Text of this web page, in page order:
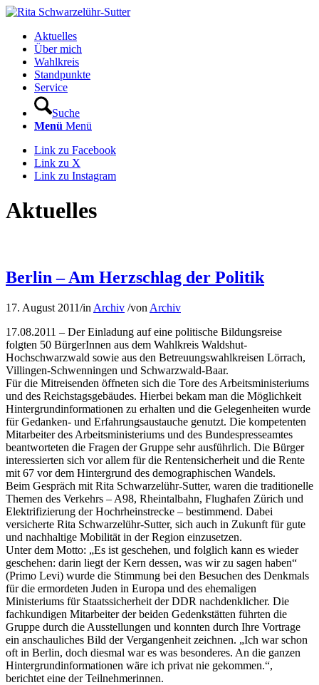
Aktuelles
Über mich
Wahlkreis
Standpunkte
Service
Suche
Menü Menü
Link zu Facebook
Link zu X
Link zu Instagram
Aktuelles
Berlin – Am Herzschlag der Politik
17. August 2011/in Archiv /von Archiv
17.08.2011 – Der Einladung auf eine politische Bildungsreise
folgten 50 BürgerInnen aus dem Wahlkreis Waldshut-
Hochschwarzwald sowie aus den Betreuungswahlkreisen Lörrach,
Villingen-Schwenningen und Schwarzwald-Baar.
Für die Mitreisenden öffneten sich die Tore des Arbeitsministeriums
und des Reichstagsgebäudes. Hierbei bekam man die Möglichkeit
Hintergrundinformationen zu erhalten und die Gelegenheiten wurde
für Gedanken- und Erfahrungsaustauche genutzt. Die kompetenten
Mitarbeiter des Arbeitsministeriums und des Bundespresseamtes
beantworteten die Fragen der Gruppe sehr ausführlich. Die Bürger
interessierten sich vor allem für die Rentensicherheit und die Rente
mit 67 vor dem Hintergrund des demographischen Wandels.
Beim Gespräch mit Rita Schwarzelühr-Sutter, waren die traditionelle
Themen des Verkehrs – A98, Rheintalbahn, Flughafen Zürich und
Elektrifizierung der Hochrheinstrecke – bestimmend. Dabei
versicherte Rita Schwarzelühr-Sutter, sich auch in Zukunft für gute
und nachhaltige Mobilität in der Region einzusetzen.
Unter dem Motto: „Es ist geschehen, und folglich kann es wieder
geschehen: darin liegt der Kern dessen, was wir zu sagen haben“
(Primo Levi) wurde die Stimmung bei den Besuchen des Denkmals
für die ermordeten Juden in Europa und des ehemaligen
Ministeriums für Staatssicherheit der DDR nachdenklicher. Die
fachkundigen Mitarbeiter der beiden Gedenkstätten führten die
Gruppe durch die Ausstellungen und konnten durch Ihre Vortrage
ein anschauliches Bild der Vergangenheit zeichnen. „Ich war schon
oft in Berlin, doch diesmal war es was besonderes. An die ganzen
Hintergrundinformationen wäre ich privat nie gekommen.“,
berichtet eine der Teilnehmerinnen.